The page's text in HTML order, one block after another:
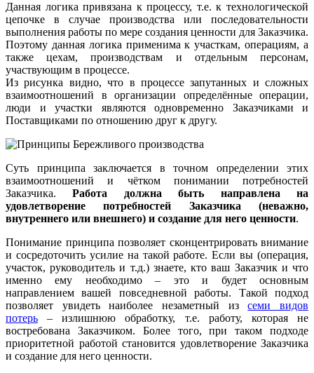
Данная логика привязана к процессу, т.е. к технологической
цепочке в случае производства или последовательности
выполнения работы по мере создания ценности для Заказчика.
Поэтому данная логика применима к участкам, операциям, а
также цехам, производствам и отдельным персонам,
участвующим в процессе.
Из рисунка видно, что в процессе запутанных и сложных
взаимоотношений в организации определённые операции,
люди и участки являются одновременно Заказчиками и
Поставщиками по отношению друг к другу.
Суть принципа заключается в точном определении этих
взаимоотношений и чётком понимании потребностей
Заказчика.Работа должна быть направлена на
удовлетворение потребностей Заказчика (неважно,
внутреннего или внешнего) и создание для него ценности.
Понимание принципа позволяет сконцентрировать внимание
и сосредоточить усилие на такой работе. Если вы (операция,
участок, руководитель и т.д.) знаете, кто ваш Заказчик и что
именно ему необходимо – это и будет основным
направлением вашей повседневной работы. Такой подход
позволяет увидеть наиболее незаметный изсеми видов
потерь – излишнюю обработку, т.е. работу, которая не
востребована Заказчиком. Более того, при таком подходе
приоритетной работой становится удовлетворение Заказчика
и создание для него ценности.